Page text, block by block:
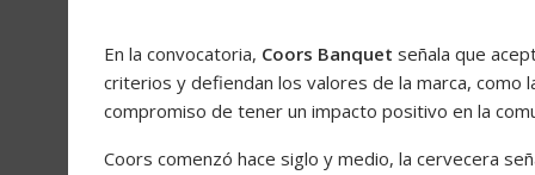
En la convocatoria, Coors Banquet señala que
criterios y defiendan los valores de la marca,
compromiso de tener un impacto positivo en la
Coors comenzó hace siglo y medio, la cervecera